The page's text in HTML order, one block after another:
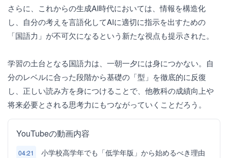
さらに、これからの生成AI時代においては、情報を構造化
し、自分の考えを言語化してAIに適切に指示を出すための
「国語力」が不可欠になるという新たな視点も提示された。
学習の土台となる国語力は、一朝一夕には身につかない。自
分のレベルに合った段階から基礎の「型」を徹底的に反復
し、正しい読み方を身につけることで、他教科の成績向上や
将来必要とされる思考力にもつながっていくことだろう。
YouTubeの動画内容
04:21 小学校高学年でも「低学年版」から始めるべき理由